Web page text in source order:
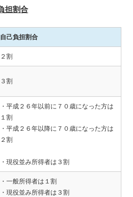
担割合
自己負担割合
２割
３割
・平成２６年以前に７０歳になった方は
１割
・平成２６年以降に７０歳になった方は
２割
・現役並み所得者は３割
・一般所得者は１割
・現役並み所得者は３割